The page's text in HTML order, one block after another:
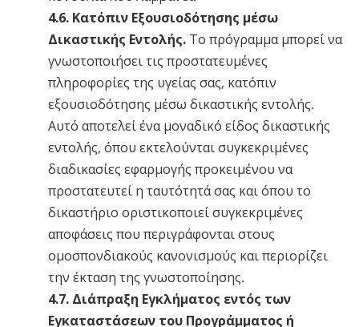
4.6. Κατόπιν Εξουσιοδότησης μέσω
Δικαστικής Εντολής. Το πρόγραμμα μπορεί να
γνωστοποιήσει τις προστατευμένες
πληροφορίες της υγείας σας, κατόπιν
εξουσιοδότησης μέσω δικαστικής εντολής.
Αυτό αποτελεί ένα μοναδικό είδος δικαστικής
εντολής, όπου εκτελούνται συγκεκριμένες
διαδικασίες εφαρμογής προκειμένου να
προστατευτεί η ταυτότητά σας και όπου το
δικαστήριο οριστικοποιεί συγκεκριμένες
αποφάσεις που περιγράφονται στους
ομοσπονδιακούς κανονισμούς και περιορίζει
την έκταση της γνωστοποίησης.
4.7. Διάπραξη Εγκλήματος εντός των
Εγκαταστάσεων του Προγράμματος ή